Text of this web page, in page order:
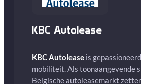
KBC Autolease
KBC Autolease is
mobiliteit. Als toonaangevende
Belgische autoleasemarkt